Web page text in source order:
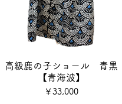
高級鹿の子ショール 青黒
【青海波】
価格
￥33,000